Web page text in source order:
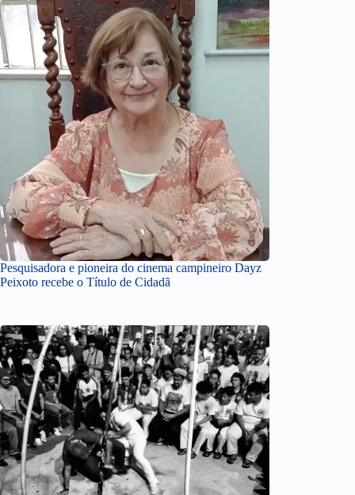
Pesquisadora e pioneira do cinema campineiro Dayz
Peixoto recebe o Título de Cidadã